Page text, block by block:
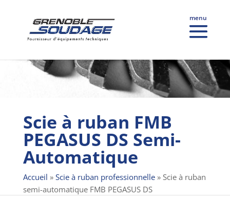
Scie à ruban FMB
PEGASUS DS Semi-
Automatique
Accueil » Scie à ruban professionnelle» Scie à ruban
semi-automatique FMB PEGASUS DS